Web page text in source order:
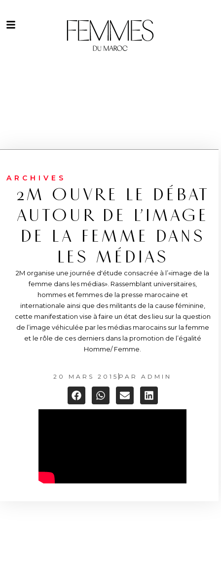
ARCHIVES
2M OUVRE LE DÉBAT
AUTOUR DE L’IMAGE
DE LA FEMME DANS
LES MÉDIAS
2M organise une journée d'étude consacrée à l’«image de la
femme dans les médias». Rassemblant universitaires,
hommes et femmes de la presse marocaine et
internationale ainsi que des militants de la cause féminine,
cette manifestation vise à faire un état des lieu sur la question
de l’image véhiculée par les médias marocains sur la femme
et le rôle de ces derniers dans la promotion de l’égalité
Homme/ Femme.
20 MARS 2015 PAR ADMIN